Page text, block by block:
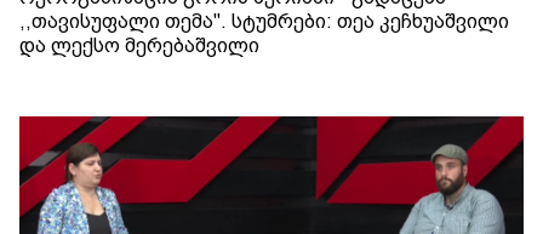
,,თავისუფალი თემა". სტუმრები: თეა კეჩხუაშვილი
და ლექსო მერებაშვილი